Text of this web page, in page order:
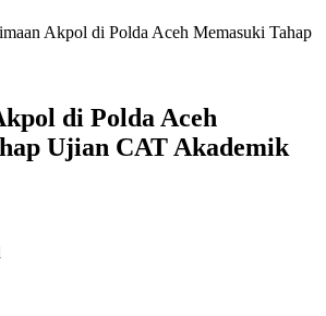
Akpol di Polda Aceh Memasuki Tahap
di Polda Aceh
Ujian CAT Akademik